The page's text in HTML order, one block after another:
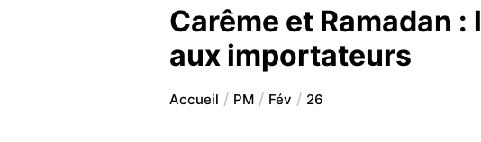
Carême et Ramadan
aux importateurs
Accueil PM Fév 26